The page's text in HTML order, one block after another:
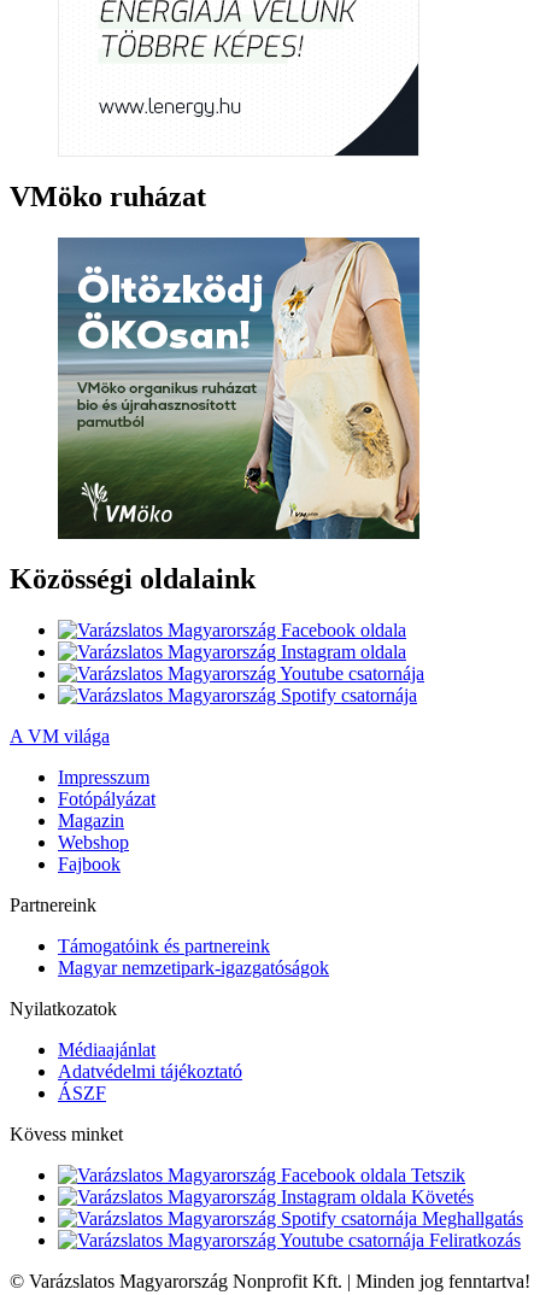
VMöko ruházat
Közösségi oldalaink
A VM világa
Impresszum
Fotópályázat
Magazin
Webshop
Fajbook
Partnereink
Támogatóink és partnereink
Magyar nemzetipark-igazgatóságok
Nyilatkozatok
Médiaajánlat
Adatvédelmi tájékoztató
ÁSZF
Kövess minket
Tetszik
Követés
Meghallgatás
Feliratkozás
© Varázslatos Magyarország Nonprofit Kft. | Minden jog fenntartva!